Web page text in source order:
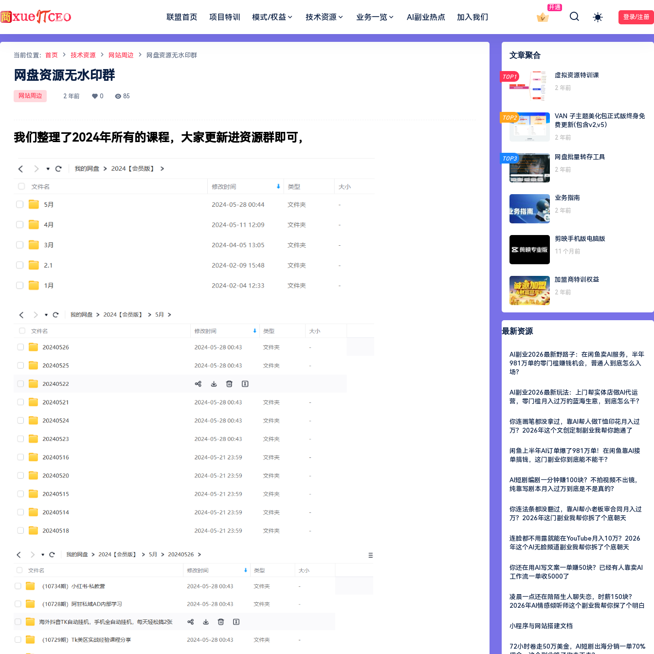
开通
登录/注册
联盟首页 项目特训 模式/权益 技术资源 业务一览 AI副业热点 加入我们
当前位置： 首页 技术资源 网站周边 网盘资源无水印群
网盘资源无水印群
网站周边 2 年前 0 85
我们整理了2024年所有的课程，大家更新进资源群即可，
文章聚合
TOP1 虚拟资源特训课
2 年前
TOP2
VAN 子主题美化包正式版终身免
费更新(包含v2,v5）
2 年前
TOP3 网盘批量转存工具
2 年前
业务指南
2 年前
剪映手机版电脑版
11 个月前
加盟商特训权益
2 年前
最新资源
AI副业2026最新野路子：在闲鱼卖AI服务，半年
981万单的零门槛赚钱机会，普通人到底怎么入
场？
AI副业2026最新玩法：上门帮实体店做AI代运
营，零门槛月入过万的蓝海生意，到底怎么干？
你连画笔都没拿过，靠AI帮人做T恤印花月入过
万？2026年这个文创定制副业我帮你跑通了
闲鱼上半年AI订单爆了981万单！在闲鱼靠AI接
单搞钱，这门副业你到底能不能干？
AI短剧编剧一分钟赚100块？不拍视频不出镜，
纯靠写剧本月入过万到底是不是真的？
你连法条都没翻过，靠AI帮小老板审合同月入过
万？2026年这门副业我帮你拆了个底朝天
连脸都不用露就能在YouTube月入10万？2026
年这个AI无脸频道副业我帮你拆了个底朝天
你还在用AI写文案一单赚50块？已经有人靠卖AI
工作流一单收5000了
凌晨一点还在陪陌生人聊失恋，时薪150块？
2026年AI情感倾听师这个副业我帮你探了个明白
小程序与网站搭建文档
72小时卷走50万美金，AI短剧出海分销一单70%